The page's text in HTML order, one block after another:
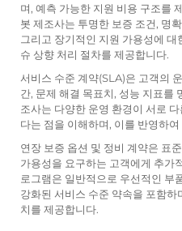
며, 예측 가능한 지원 비용 구조를
봇 제조사는 투명한 보증 조건, 명
그리고 장기적인 지원 가용성에
슈 상향 처리 절차를 제공합니다.
서비스 수준 계약(SLA)은 고객의
간, 문제 해결 목표치, 성능 지표를
조사는 다양한 운영 환경이 서로
다는 점을 이해하며, 이를 반영하
연장 보증 옵션 및 정비 계약은 표
가용성을 요구하는 고객에게 추가
로그램은 일반적으로 우선적인 부
강화된 서비스 수준 약속을 포함
치를 제공합니다.